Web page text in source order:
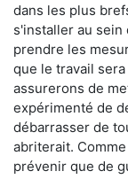
dans les plus
s'installer au sein
prendre les
que le travail
assurerons de
expérimenté de
débarrasser de
abriterait.
prévenir que de